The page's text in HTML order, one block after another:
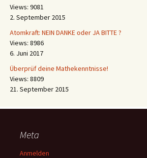
Views: 9081
2. September 2015
Atomkraft: NEIN DANKE oder JA BITTE ?
Views: 8986
6. Juni 2017
Überprüf deine Mathekenntnisse!
Views: 8809
21. September 2015
Meta
Anmelden